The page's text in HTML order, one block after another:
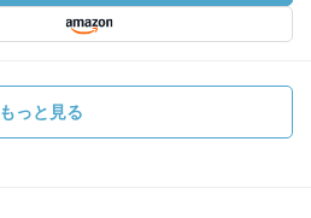
もっと見る